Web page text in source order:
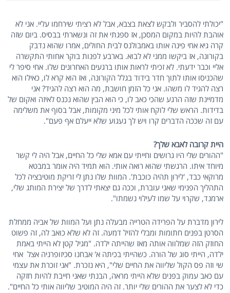
"יכולתי להסביר ולבקש לצאת בצבא, אבל לא רציתי שירחמו עליי. אני לא
אוהבת להיות במקום המסכן, אז ספגתי את זה ונשארתי בבסיס. ביום שזה
קרה גיא אחי פינה אותו באמבולנס לבית החולים, אמרו שהוא נדבק
בקורונה, אז ביקשו ממני לא לבוא. בארבע לפנות בוקר אחותי התקשרה
אליי וכבר ידעתי. לא זכיתי לראות אותו ברגעים האחרונים שלו. אחי סיפר לי
שהכניסו אותו לתוך חדר בידוד בגלל הקורונה, ואז הוא קרא לו, כאילו הוא
רצה להגיד לו משהו. אני כל הזמן חושבת, מה הוא רצה להגיד? אני
מדמיינת שזה הרגע שהכי כאב לו, כי הוא הבין שהוא נכנס לאיזה ואקום של
בדידות. הראש שלי לוקח אותי לכל מיני מקומות, אבל בסוף את משלימה
עם זה שככה הדברים קרו ויש לך געגוע שלא ייעלם אף פעם".
היית קרובה לאבא שלך?
"ההורים שלי היו גרושים וחייתי עם אמא שלי כל החיים, אבל היה לי קשר
מיוחד איתו. הרגשתי שהוא רואה אותי. הוא תמיד היה אומר במבטא
מרוקאי כבד, 'לירון תהיה כוכבת'. המוות שלו נתן לי זריקת מוטיבציה לכל
התהליך הפנימי שאני עוברת, וככה גם יצאתי לדרך של יצירת המותג שלי,
ארמנד, שקרוי על שמו לעילוי נשמתו".
לירון מדברת על הפרידה הטרייה מבעלה נתן ועל המוות של אביה ממחלת
הסרטן בפנים חתומות ומבלי להזיל דמעה. זה לא שלא כואב לה, זה פשוט
החוזק הזה שמלווה אותה מאז שהייתה ילדה. "מגיל קטן לא הייתי באמת
ילדה, הייתי סוג של הורה. כשהייתי בכיתה א' אבחנו סכיזופרניה אצל אחי
שי וזה פס הקול שליווה את החיים שלי", היא נזכרת. "אני זוכרת את עצמי
עם כאב עמוק בפנים שלא הייתי מראה, הבנתי שאני חייבת להיות חזקה
כדי לא לצער את ההורים שלי יותר. זה היה המוטיב שליווה אותי כל החיים".